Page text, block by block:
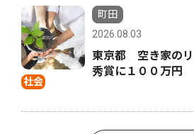
社会
町田
2026.08.03
東京都 空き家の
秀賞に１００万円